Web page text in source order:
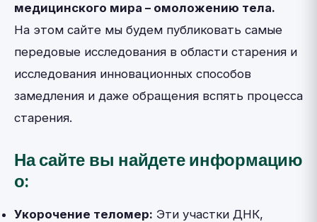
медицинского мира – омоложению тела.
На этом сайте мы будем публиковать самые
передовые исследования в области старения и
исследования инновационных способов
замедления и даже обращения вспять процесса
старения.
На сайте вы найдете информацию
о:
Укорочение теломер: Эти участки ДНК,